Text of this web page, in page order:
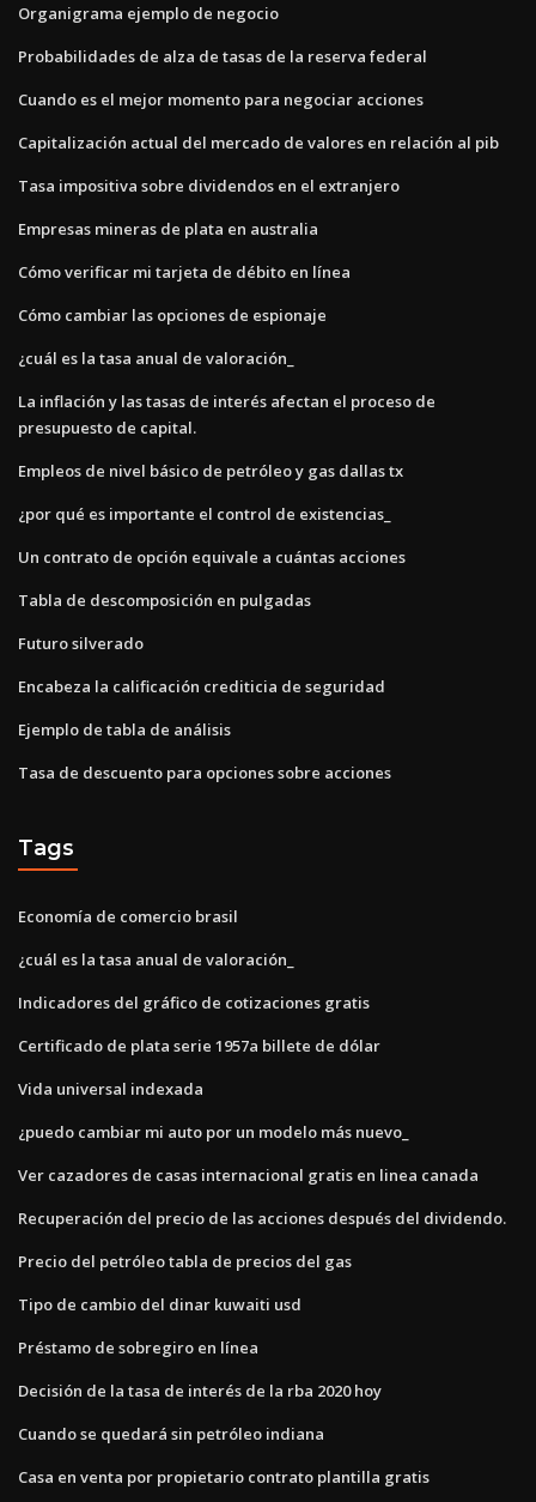
Organigrama ejemplo de negocio
Probabilidades de alza de tasas de la reserva federal
Cuando es el mejor momento para negociar acciones
Capitalización actual del mercado de valores en relación al pib
Tasa impositiva sobre dividendos en el extranjero
Empresas mineras de plata en australia
Cómo verificar mi tarjeta de débito en línea
Cómo cambiar las opciones de espionaje
¿cuál es la tasa anual de valoración_
La inflación y las tasas de interés afectan el proceso de
presupuesto de capital.
Empleos de nivel básico de petróleo y gas dallas tx
¿por qué es importante el control de existencias_
Un contrato de opción equivale a cuántas acciones
Tabla de descomposición en pulgadas
Futuro silverado
Encabeza la calificación crediticia de seguridad
Ejemplo de tabla de análisis
Tasa de descuento para opciones sobre acciones
Tags
Economía de comercio brasil
¿cuál es la tasa anual de valoración_
Indicadores del gráfico de cotizaciones gratis
Certificado de plata serie 1957a billete de dólar
Vida universal indexada
¿puedo cambiar mi auto por un modelo más nuevo_
Ver cazadores de casas internacional gratis en linea canada
Recuperación del precio de las acciones después del dividendo.
Precio del petróleo tabla de precios del gas
Tipo de cambio del dinar kuwaiti usd
Préstamo de sobregiro en línea
Decisión de la tasa de interés de la rba 2020 hoy
Cuando se quedará sin petróleo indiana
Casa en venta por propietario contrato plantilla gratis